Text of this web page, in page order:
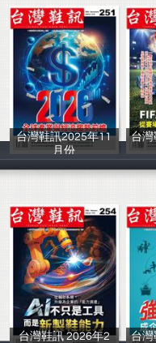
台灣鞋訊2025年11
月份
iBU出版社
台灣
台灣鞋訊 2026年2
台灣